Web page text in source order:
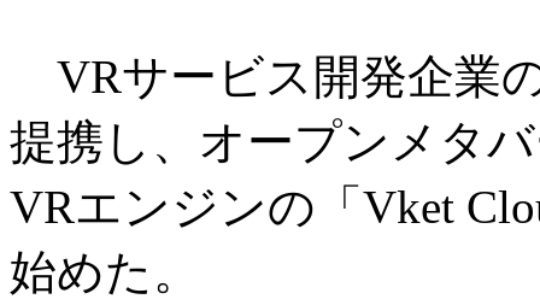
VRサービス開発企業
提携し、オープンメタ
VRエンジンの「Vket
始めた。